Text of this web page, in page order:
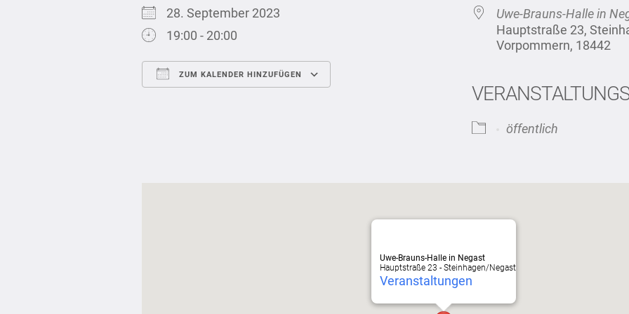
28. September 2023
19:00 - 20:00
ZUM KALENDER HINZUFÜGEN
iCalendar
Uwe-Brauns-Halle in
Hauptstraße 23,
Vorpommern, 18442
öffentlich
Uwe-Brauns-Halle in Negast
Hauptstraße 23 - Steinhagen/Negast
Veranstaltungen